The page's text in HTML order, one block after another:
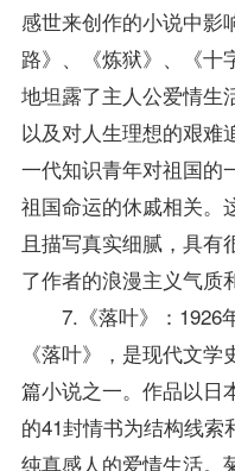
感世来创作的小说中影
路》、《炼狱》、《十
地坦露了主人公爱情生
以及对人生理想的艰难
一代知识青年对祖国的
祖国命运的休戚相关。
且描写真实细腻，具有
了作者的浪漫主义气质
7.《落叶》：1926
《落叶》，是现代文
篇小说之一。作品以日
的41封情书为结构线索
纯真感人的爱情生活。